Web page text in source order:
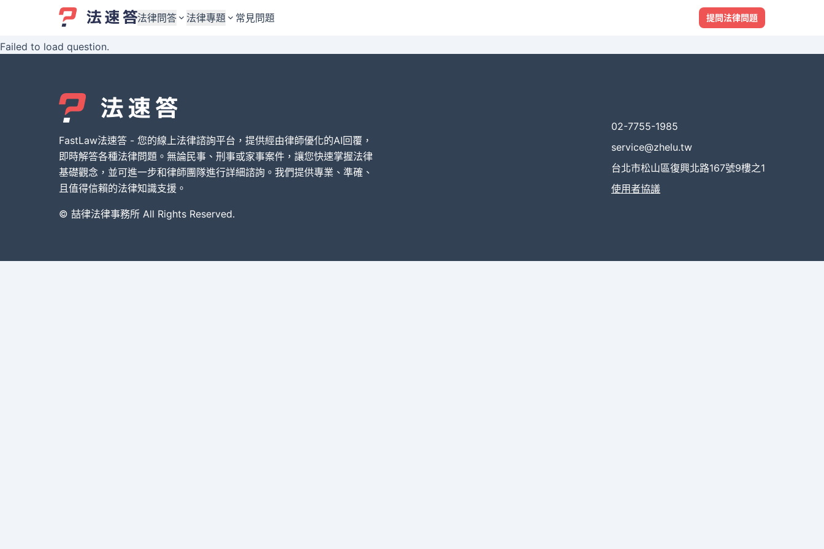
法律問答
婚姻與監護權
債務與債權
刑事犯罪案件
其他案件類型
法律專題
婚姻與監護權
債務與債權
刑事犯罪案件
其他案件類型
常見問題 提問法律問題
Failed to load question.
FastLaw法速答 - 您的線上法律諮詢平台，提供經由律師優化的AI回覆，
即時解答各種法律問題。無論民事、刑事或家事案件，讓您快速掌握法律
基礎觀念，並可進一步和律師團隊進行詳細諮詢。我們提供專業、準確、
且值得信賴的法律知識支援。
© 喆律法律事務所 All Rights Reserved.
02-7755-1985
service@zhelu.tw
台北市松山區復興北路167號9樓之1
使用者協議